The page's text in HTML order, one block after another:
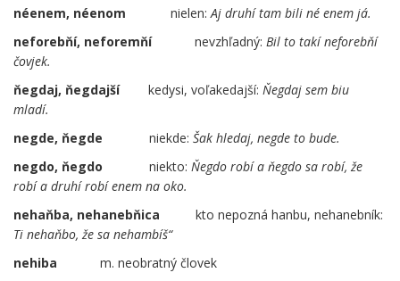
néenem, néenom
nielen: Aj druhí tam bili né enem já.
neforebňí, neforemňí nevzhľadný: Bil to takí neforebňí
čovjek.
ňegdaj, ňegdajší kedysi, voľakedajší: Ňegdaj sem biu
mladí.
negde, ňegde niekde: Šak hledaj, negde to bude.
negdo, ňegdo niekto: Ňegdo robí a ňegdo sa robí, že
robí a druhí robí enem na oko.
nehaňba, nehanebňica kto nepozná hanbu, nehanebník:
Ti nehaňbo, že sa nehambíš“
nehiba m. neobratný človek